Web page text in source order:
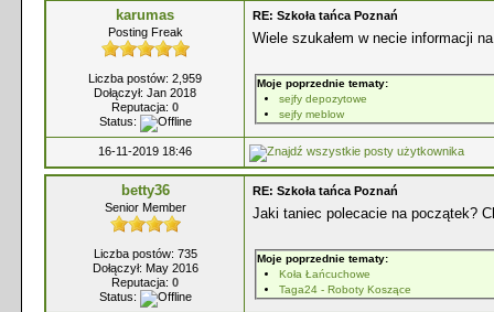
karumas
Posting Freak
Liczba postów: 2,959
Dołączył: Jan 2018
Reputacja: 0
Status:
RE: Szkoła tańca Poznań
Wiele szukałem w necie informacji
Moje poprzednie tematy:
sejfy depozytowe
sejfy meblow
16-11-2019 18:46
betty36
Senior Member
Liczba postów: 735
Dołączył: May 2016
Reputacja: 0
Status:
RE: Szkoła tańca Poznań
Jaki taniec polecacie na początek?
Moje poprzednie tematy:
Koła Łańcuchowe
Taga24 - Roboty Koszące